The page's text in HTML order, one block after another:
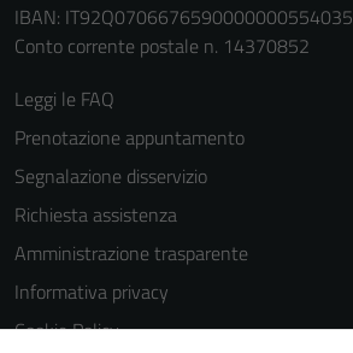
IBAN: IT92Q0706676590000000554035
Conto corrente postale n. 14370852
Leggi le FAQ
Prenotazione appuntamento
Segnalazione disservizio
Richiesta assistenza
Amministrazione trasparente
Informativa privacy
Cookie Policy